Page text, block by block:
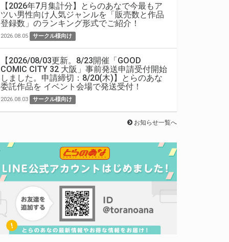
【2026年7月集計分】とらのあなで今最もア
ツい男性向け人気ジャンルを「販売数と作品
登録数」のランキング形式でご紹介！
2026.08.05 サークル様向け
【2026/08/03更新。8/23開催「GOOD
COMIC CITY 32 大阪」事前発送申請受付開始
しました。申請締切：8/20(木)】とらのあな
委託作品を イベント会場で発送受付！
2026.08.03 サークル様向け
お知らせ一覧へ